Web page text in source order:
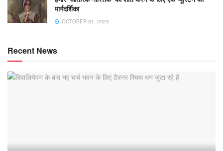
मार्गदर्शिका
OCTOBER 31, 2023
Recent News